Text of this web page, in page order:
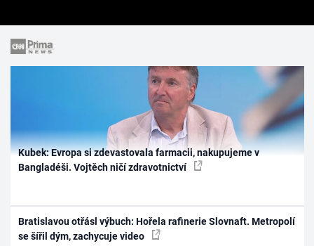
Kubek: Evropa si zdevastovala farmacii, nakupujeme v
Bangladéši. Vojtěch ničí zdravotnictví
Bratislavou otřásl výbuch: Hořela rafinerie Slovnaft. Metropolí
se šířil dým, zachycuje video